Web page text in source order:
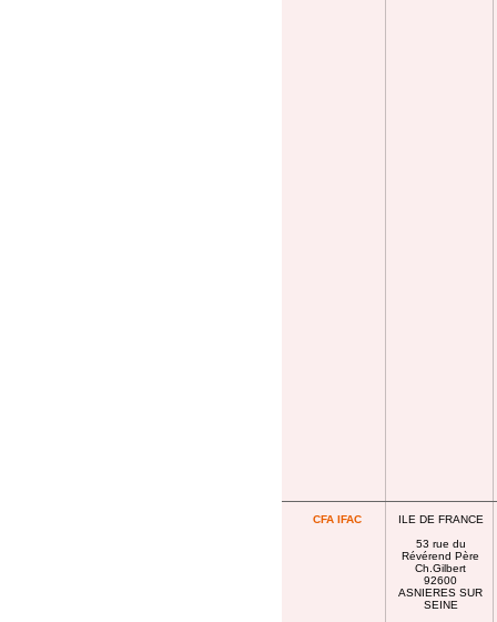
CFA IFAC
ILE DE FRANCE
53 rue du
Révérend Père
Ch.Gilbert
92600
ASNIERES SUR
SEINE